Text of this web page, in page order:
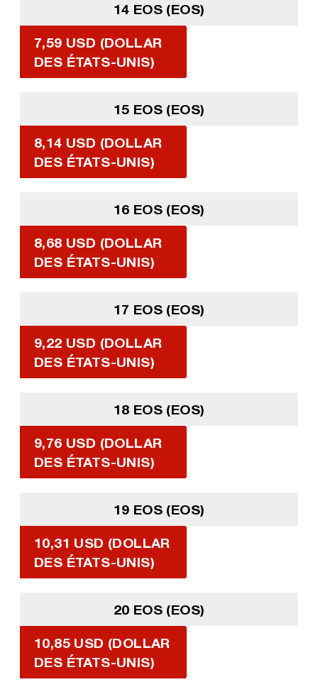
14 EOS (EOS)
7,59 USD (DOLLAR
DES ÉTATS-UNIS)
15 EOS (EOS)
8,14 USD (DOLLAR
DES ÉTATS-UNIS)
16 EOS (EOS)
8,68 USD (DOLLAR
DES ÉTATS-UNIS)
17 EOS (EOS)
9,22 USD (DOLLAR
DES ÉTATS-UNIS)
18 EOS (EOS)
9,76 USD (DOLLAR
DES ÉTATS-UNIS)
19 EOS (EOS)
10,31 USD (DOLLAR
DES ÉTATS-UNIS)
20 EOS (EOS)
10,85 USD (DOLLAR
DES ÉTATS-UNIS)